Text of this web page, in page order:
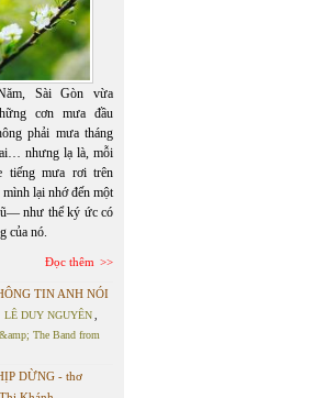
Sài Gòn vừa
cơn mưa đầu
phải mưa tháng
nhưng lạ là, mỗi
tiếng mưa rơi trên
mình lại nhớ đến một
như thể ký ức có
của nó.
Đọc thêm
TIN ANH NÓI
LÊ DUY NGUYÊN
The Band from
DỪNG - thơ